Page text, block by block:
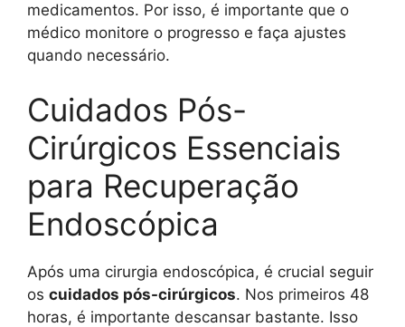
medicamentos. Por isso, é importante que o
médico monitore o progresso e faça ajustes
quando necessário.
Cuidados Pós-
Cirúrgicos Essenciais
para Recuperação
Endoscópica
Após uma cirurgia endoscópica, é crucial seguir
os cuidados pós-cirúrgicos. Nos primeiros 48
horas, é importante descansar bastante. Isso